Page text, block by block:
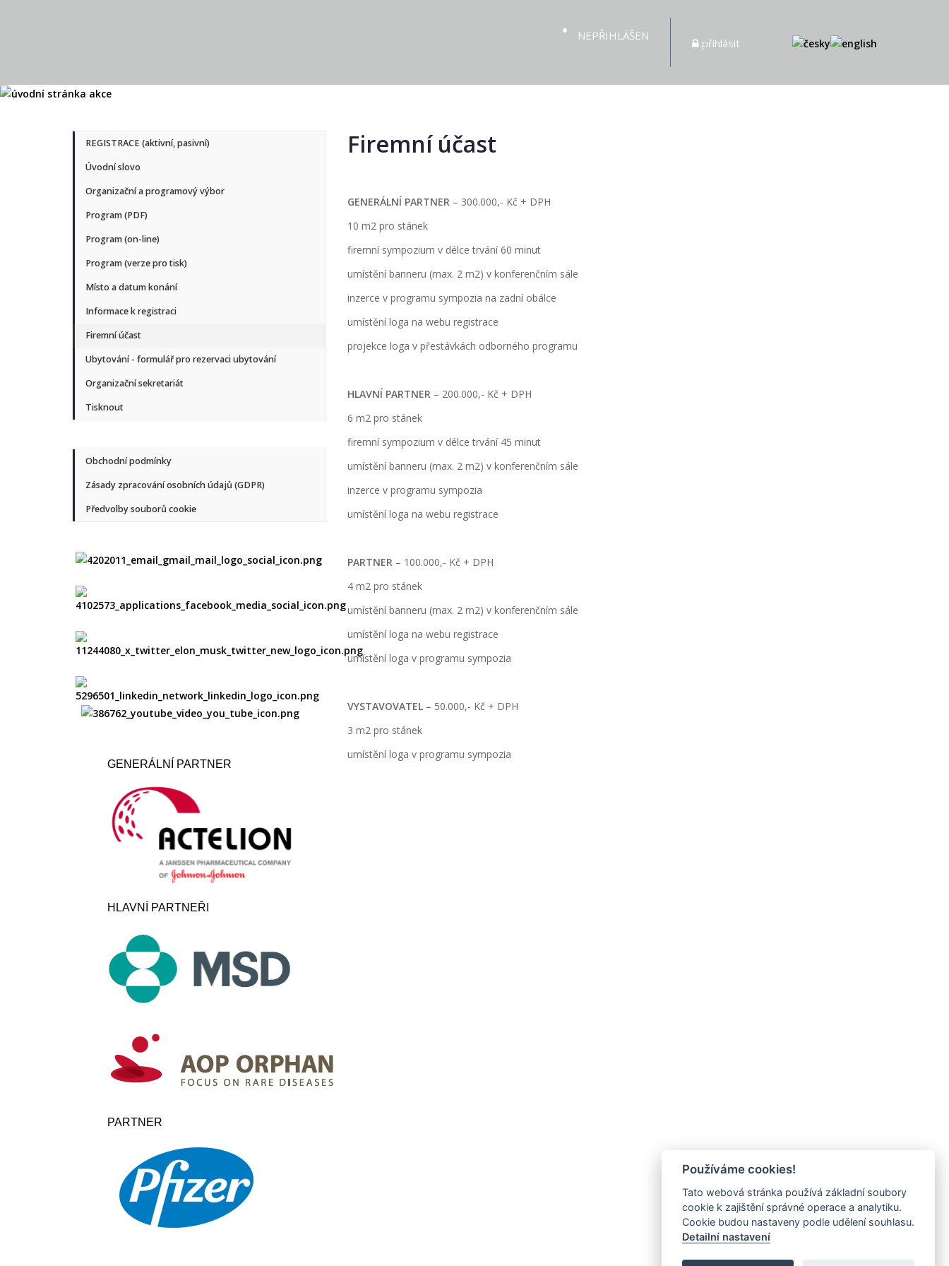
NEPŘIHLÁŠEN
přihlásit
REGISTRACE (aktivní, pasivní)
Úvodní slovo
Organizační a programový výbor
Program (PDF)
Program (on-line)
Program (verze pro tisk)
Místo a datum konání
Informace k registraci
Firemní účast
Ubytování - formulář pro rezervaci ubytování
Organizační sekretariát
Tisknout
Obchodní podmínky
Zásady zpracování osobních údajů (GDPR)
Předvolby souborů cookie
GENERÁLNÍ PARTNER
HLAVNÍ PARTNEŘI
PARTNER
Firemní účast
GENERÁLNÍ PARTNER – 300.000,- Kč + DPH
10 m2 pro stánek
firemní sympozium v délce trvání 60 minut
umístění banneru (max. 2 m2) v konferenčním sále
inzerce v programu sympozia na zadní obálce
umístění loga na webu registrace
projekce loga v přestávkách odborného programu
HLAVNÍ PARTNER – 200.000,- Kč + DPH
6 m2 pro stánek
firemní sympozium v délce trvání 45 minut
umístění banneru (max. 2 m2) v konferenčním sále
inzerce v programu sympozia
umístění loga na webu registrace
PARTNER – 100.000,- Kč + DPH
4 m2 pro stánek
umístění banneru (max. 2 m2) v konferenčním sále
umístění loga na webu registrace
umístění loga v programu sympozia
VYSTAVOVATEL – 50.000,- Kč + DPH
3 m2 pro stánek
umístění loga v programu sympozia
Používáme cookies!
Tato webová stránka používá základní soubory
cookie k zajištění správné operace a analytiku.
Cookie budou nastaveny podle udělení souhlasu.
Detailní nastavení